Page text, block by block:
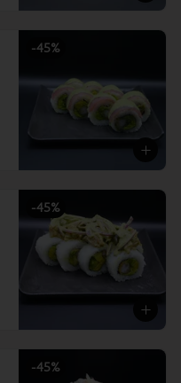
-45%
-45%
-45%